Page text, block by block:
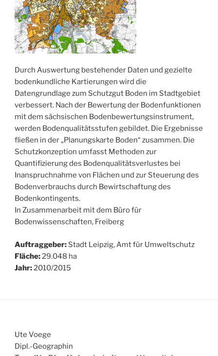
Durch Auswertung bestehender Daten und gezielte
bodenkundliche Kartierungen wird die
Datengrundlage zum Schutzgut Boden im Stadtgebiet
verbessert. Nach der Bewertung der Bodenfunktionen
mit dem sächsischen Bodenbewertungsinstrument,
werden Bodenqualitätsstufen gebildet. Die Ergebnisse
fließen in der „Planungskarte Boden“ zusammen. Die
Schutzkonzeption umfasst Methoden zur
Quantifizierung des Bodenqualitätsverlustes bei
Inanspruchnahme von Flächen und zur Steuerung des
Bodenverbrauchs durch Bewirtschaftung des
Bodenkontingents.
In Zusammenarbeit mit dem Büro für
Bodenwissenschaften, Freiberg
Auftraggeber: Stadt Leipzig, Amt für Umweltschutz
Fläche:29.048 ha
Jahr:2010/2015
Ute Voege
Dipl.-Geographin